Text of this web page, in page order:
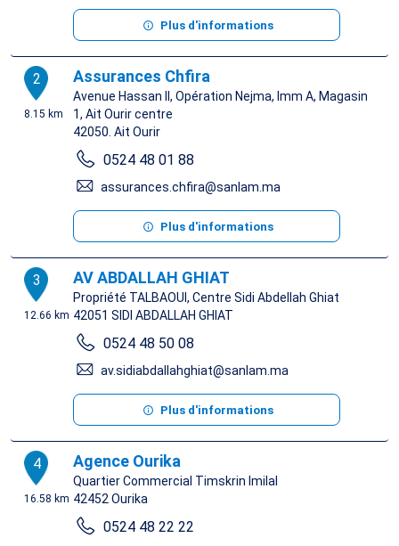
Plus d'informations
2
8.15 km
Assurances Chfira
Avenue Hassan II, Opération Nejma, Imm A, Magasin
1, Ait Ourir centre
42050. Ait Ourir
0524 48 01 88
assurances.chfira@sanlam.ma
Plus d'informations
3
12.66 km
AV ABDALLAH GHIAT
Propriété TALBAOUI, Centre Sidi Abdellah Ghiat
42051 SIDI ABDALLAH GHIAT
0524 48 50 08
av.sidiabdallahghiat@sanlam.ma
Plus d'informations
4
16.58 km
Agence Ourika
Quartier Commercial Timskrin Imilal
42452 Ourika
0524 48 22 22